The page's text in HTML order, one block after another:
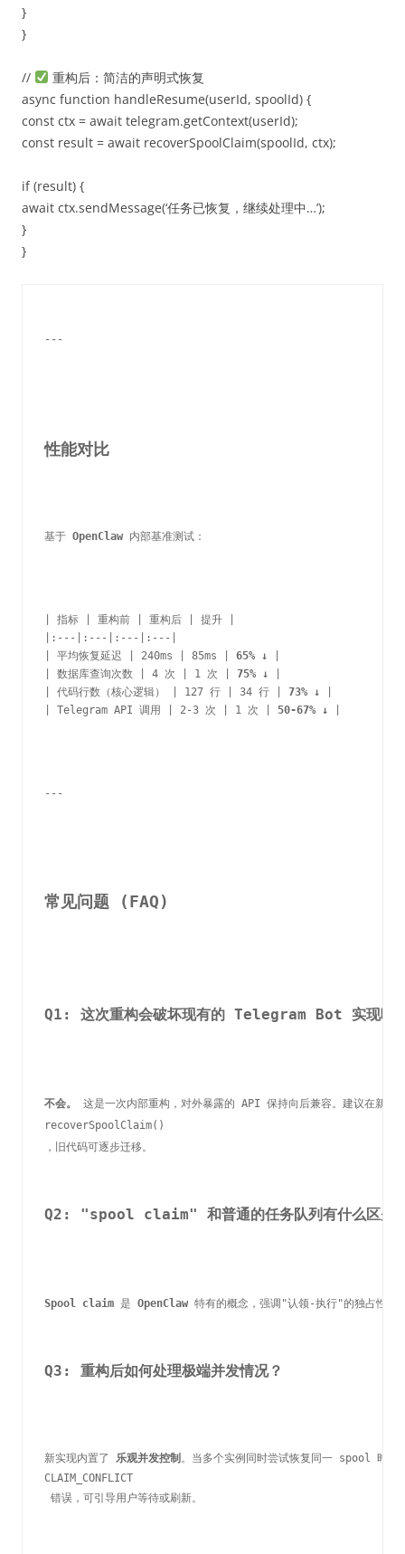
}
}
//
重构后：简洁的声明式恢复
async function handleResume(userId, spoolId) {
const ctx = await telegram.getContext(userId);
const result = await recoverSpoolClaim(spoolId, ctx);
if (result) {
await ctx.sendMessage(‘任务已恢复，继续处理中…’);
}
}
---
性能对比
基于 OpenClaw 内部基准测试：
| 指标 | 重构前 | 重构后 | 提升 |
|:---|:---|:---|:---|
| 平均恢复延迟 | 240ms | 85ms | 65% ↓
| 数据库查询次数 | 4 次 | 1 次 | 75% ↓
| 代码行数（核心逻辑） | 127 行 | 34 行 | 73% ↓
| Telegram API 调用 | 2-3 次 | 1 次 | 50-67% ↓
---
常见问题 (FAQ)
Q1: 这次重构会破坏现有的 Telegram Bot 实现吗
不会。
这是一次内部重构，对外暴露的 API 保持向后兼容。建议在新功
recoverSpoolClaim()
，旧代码可逐步迁移。
Q2: "spool claim" 和普通的任务队列有什么区别
Spool claim 是 OpenClaw 特有的概念，强调"认领-执行"的独占性
Q3: 重构后如何处理极端并发情况？
新实现内置了 乐观并发控制 。当多个实例同时尝试恢复同一 spool 时，
CLAIM_CONFLICT
错误，可引导用户等待或刷新。